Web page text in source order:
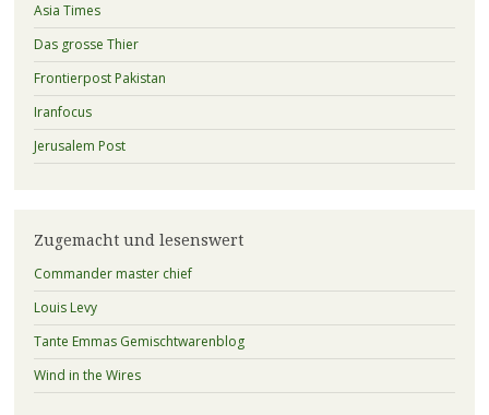
Asia Times
Das grosse Thier
Frontierpost Pakistan
Iranfocus
Jerusalem Post
Zugemacht und lesenswert
Commander master chief
Louis Levy
Tante Emmas Gemischtwarenblog
Wind in the Wires